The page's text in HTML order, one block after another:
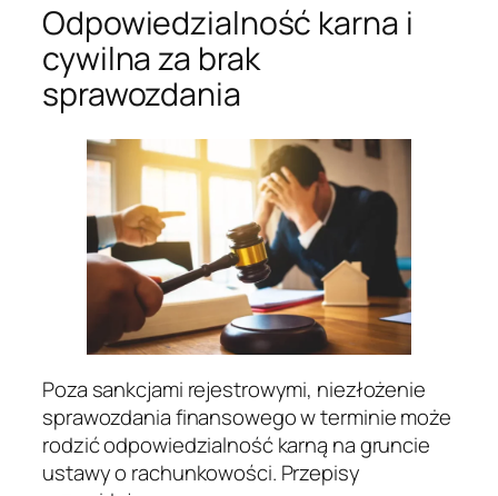
Odpowiedzialność karna i
cywilna za brak
sprawozdania
Poza sankcjami rejestrowymi, niezłożenie
sprawozdania finansowego w terminie może
rodzić odpowiedzialność karną na gruncie
ustawy o rachunkowości. Przepisy